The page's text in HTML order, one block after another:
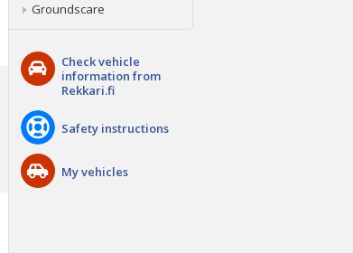
Groundscare
Check vehicle
information from
Rekkari.fi
Safety instructions
My vehicles